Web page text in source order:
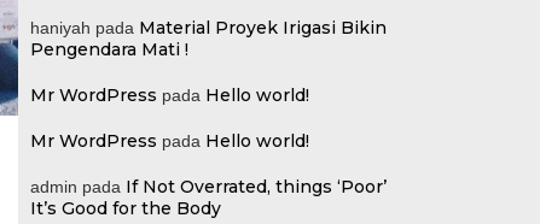
haniyah pada Material Proyek Irigasi Bikin
Pengendara Mati !
Mr WordPress pada Hello world!
Mr WordPress pada Hello world!
admin pada If Not Overrated, things ‘Poor’
It’s Good for the Body